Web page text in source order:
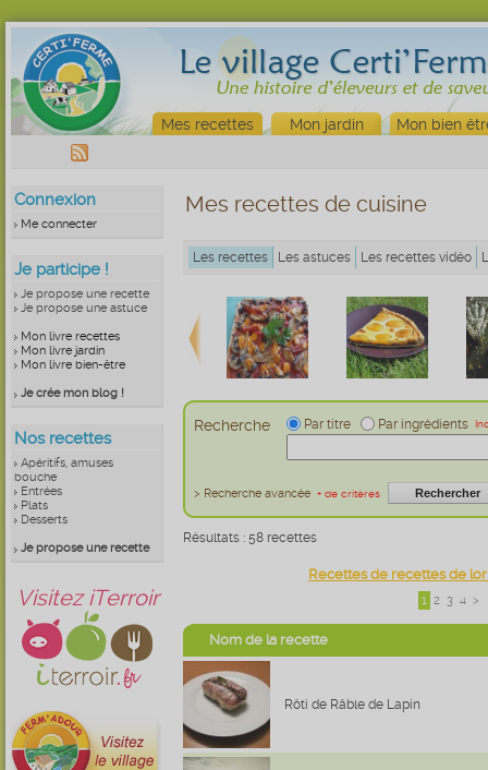
Mes recettes Mon jardin Mon bien
Connexion
Me connecter
Je participe !
Je propose une recette
Je propose une astuce
Mon livre recettes
Mon livre jardin
Mon livre bien-être
Je crée mon blog !
Nos recettes
Apéritifs, amuses
bouche
Entrées
Plats
Desserts
Je propose une recette
Visitez iTerroir
Mes recettes de cuisine
Les recettes Les astuces Les recettes vidéo
Recherche Par titre Par ingrédients
> Recherche avancée + de critères
Résultats : 58 recettes
Recettes de recettes de
1 2 3 4 >
Nom de la recette
Rôti de Râble de Lapin